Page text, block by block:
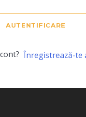
AUTENTIFICARE
Înregistrează-te